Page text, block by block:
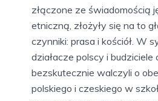
złączone ze świadomością
etniczną, złożyły się na to
czynniki: prasa i kościół. W
działacze polscy i budziciele
bezskutecznie walczyli o
polskiego i czeskiego w